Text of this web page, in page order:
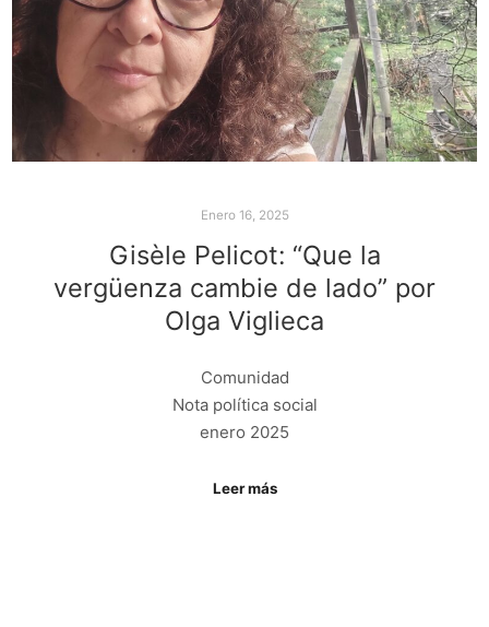
Enero 16, 2025
Gisèle Pelicot: “Que la
vergüenza cambie de lado” por
Olga Viglieca
Comunidad
Nota política social
enero 2025
Leer más